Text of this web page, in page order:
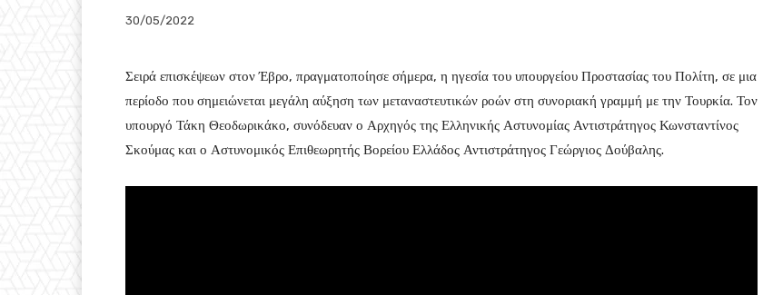
30/05/2022
Σειρά επισκέψεων στον Έβρο, πραγματοποίησε σήμερα, η ηγεσία του υπουργείου Προστασίας του Πολίτη, σε μια
περίοδο που σημειώνεται μεγάλη αύξηση των μεταναστευτικών ροών στη συνοριακή γραμμή με την Τουρκία. Τον
υπουργό Τάκη Θεοδωρικάκο, συνόδευαν ο Αρχηγός της Ελληνικής Αστυνομίας Αντιστράτηγος Κωνσταντίνος
Σκούμας και ο Αστυνομικός Επιθεωρητής Βορείου Ελλάδος Αντιστράτηγος Γεώργιος Δούβαλης.